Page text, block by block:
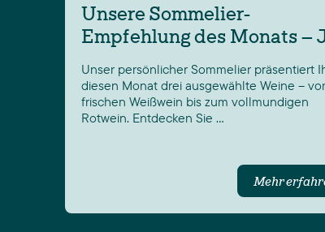
Unsere Sommelier-
Empfehlung des Monats –
Unser persönlicher Sommelier präsentiert
diesen Monat drei ausgewählte Weine –
frischen Weißwein bis zum vollmundigen
Rotwein. Entdecken Sie …
Mehr